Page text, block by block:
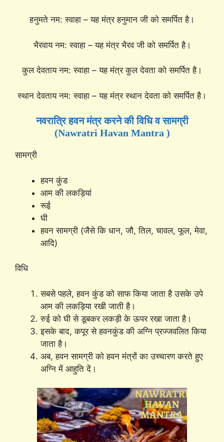
हनुमते नम: स्वाहा – यह मंत्र हनुमान जी को समर्पित है।
भैरवाय नम: स्वाहा – यह मंत्र भैरव जी को समर्पित है।
कुल देवताय नम: स्वाहा – यह मंत्र कुल देवता को समर्पित है।
स्थान देवताय नम: स्वाहा – यह मंत्र स्थान देवता को समर्पित है।
नवरात्रि हवन मंत्र करने की विधि व सामग्री
(Nawratri Havan Mantra )
सामग्री
हवन कुंड
आम की लकड़ियां
रूई
घी
हवन सामग्री (जैसे कि धान, जौ, तिल, चावल, फूल, मेवा,
आदि)
विधि
सबसे पहले, हवन कुंड को साफ किया जाता है उसके उपे
आम की लकड़िया रखी जाती है।
रुई को घी से डूबकर लकड़ी के ऊपर रखा जाता है।
इसके बाद, कपूर से हवनकुंड की अग्नि प्रज्जवलित किया
जाता है।
अब, हवन सामग्री को हवन मंत्रों का उच्चारण करते हुए
अग्नि में आहुति दें।